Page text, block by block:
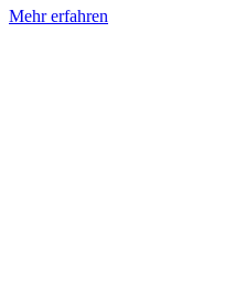
Mehr erfahren